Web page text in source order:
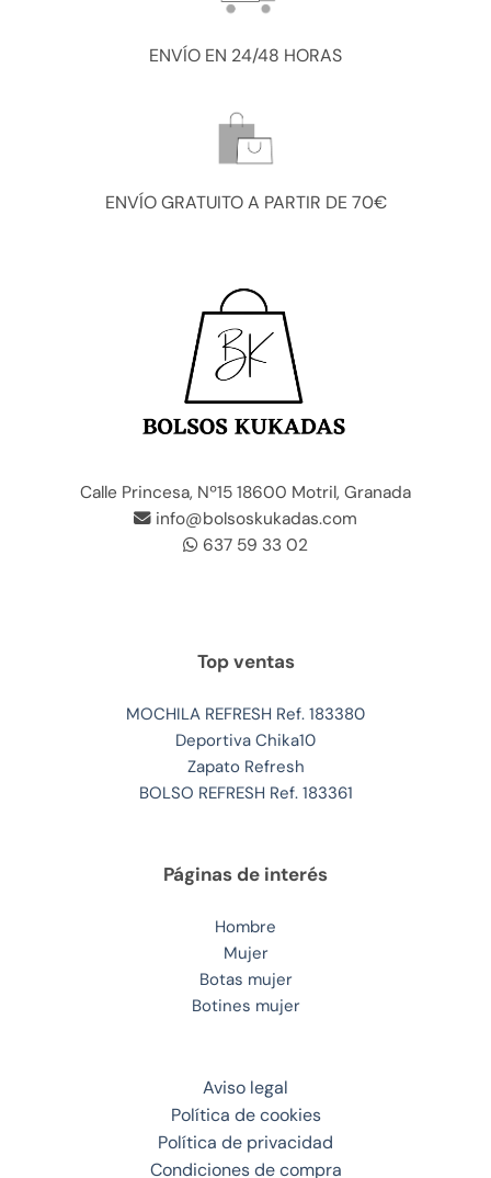
ENVÍO EN 24/48 HORAS
ENVÍO GRATUITO A PARTIR DE 70€
Calle Princesa, Nº15 18600 Motril, Granada
info@bolsoskukadas.com
637 59 33 02
Top ventas
MOCHILA REFRESH Ref. 183380
Deportiva Chika10
Zapato Refresh
BOLSO REFRESH Ref. 183361
Páginas de interés
Hombre
Mujer
Botas mujer
Botines mujer
Aviso legal
Política de cookies
Política de privacidad
Condiciones de compra